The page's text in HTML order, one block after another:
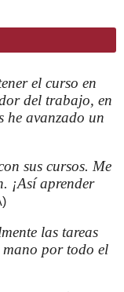
el curso en
del trabajo, en
he avanzado un
sus cursos. Me
¡Así aprender
las tareas
por todo el